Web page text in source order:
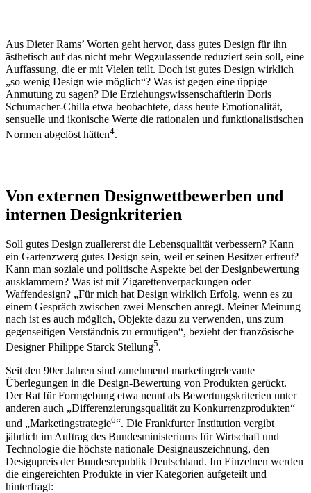
Aus Dieter Rams’ Worten geht hervor, dass gutes Design für ihn
ästhetisch auf das nicht mehr Wegzulassende reduziert sein soll, eine
Auffassung, die er mit Vielen teilt. Doch ist gutes Design wirklich
„so wenig Design wie möglich“? Was ist gegen eine üppige
Anmutung zu sagen? Die Erziehungswissenschaftlerin Doris
Schumacher-Chilla etwa beobachtete, dass heute Emotionalität,
sensuelle und ikonische Werte die rationalen und funktionalistischen
Normen abgelöst hätten4.
Von externen Designwettbewerben und
internen Designkriterien
Soll gutes Design zuallererst die Lebensqualität verbessern? Kann
ein Gartenzwerg gutes Design sein, weil er seinen Besitzer erfreut?
Kann man soziale und politische Aspekte bei der Designbewertung
ausklammern? Was ist mit Zigarettenverpackungen oder
Waffendesign? „Für mich hat Design wirklich Erfolg, wenn es zu
einem Gespräch zwischen zwei Menschen anregt. Meiner Meinung
nach ist es auch möglich, Objekte dazu zu verwenden, uns zum
gegenseitigen Verständnis zu ermutigen“, bezieht der französische
Designer Philippe Starck Stellung5.
Seit den 90er Jahren sind zunehmend marketingrelevante
Überlegungen in die Design-Bewertung von Produkten gerückt.
Der Rat für Formgebung etwa nennt als Bewertungskriterien unter
anderen auch „Differenzierungsqualität zu Konkurrenzprodukten“
und „Marketingstrategie6“. Die Frankfurter Institution vergibt
jährlich im Auftrag des Bundesministeriums für Wirtschaft und
Technologie die höchste nationale Designauszeichnung, den
Designpreis der Bundesrepublik Deutschland. Im Einzelnen werden
die eingereichten Produkte in vier Kategorien aufgeteilt und
hinterfragt: